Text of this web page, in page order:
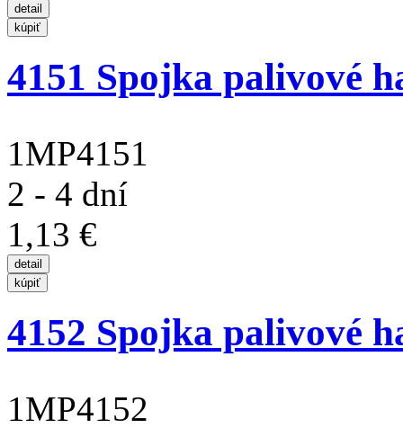
4151 Spojka palivové
1MP4151
2 - 4 dní
1,13 €
4152 Spojka palivové
1MP4152